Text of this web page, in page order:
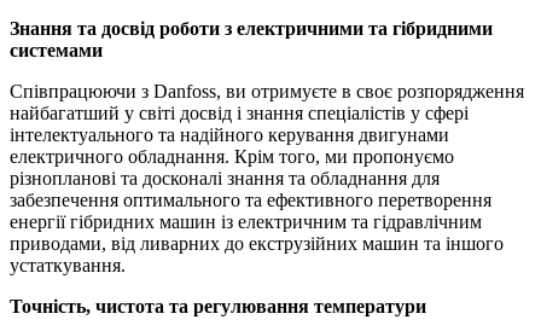
Знання та досвід роботи з електричними та гібридними
системами
Співпрацюючи з Danfoss, ви отримуєте в своє розпорядження
найбагатший у світі досвід і знання спеціалістів у сфері
інтелектуального та надійного керування двигунами
електричного обладнання. Крім того, ми пропонуємо
різнопланові та досконалі знання та обладнання для
забезпечення оптимального та ефективного перетворення
енергії гібридних машин із електричним та гідравлічним
приводами, від ливарних до екструзійних машин та іншого
устаткування.
Точність, чистота та регулювання температури